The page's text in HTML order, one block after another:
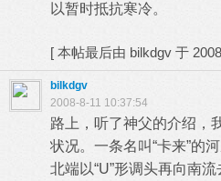
以暂时抵抗寒冷。
[ 本帖最后由 bilkdgv 于
bilkdgv
2008-8-11 10:37:54
路上，听了神父的介绍，
状况。一条名叫“卡来”的
北端以“U”形调头再向南